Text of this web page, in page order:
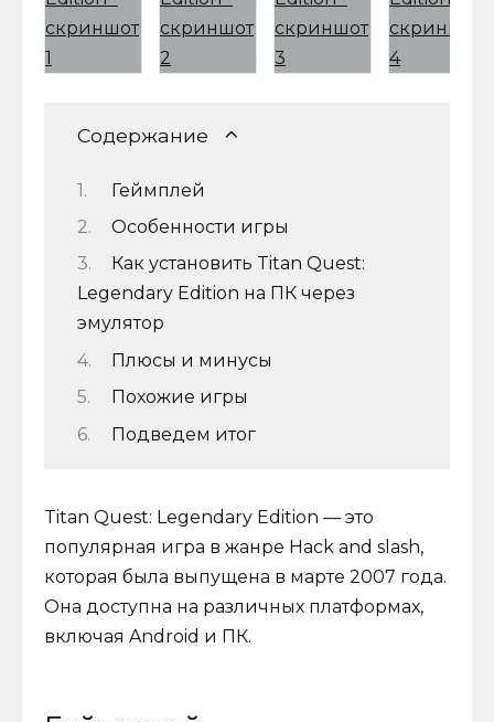
Содержание
Геймплей
Особенности игры
Как установить Titan Quest:
Legendary Edition на ПК через
эмулятор
Плюсы и минусы
Похожие игры
Подведем итог
Titan Quest: Legendary Edition — это
популярная игра в жанре Hack and slash,
которая была выпущена в марте 2007 года.
Она доступна на различных платформах,
включая Android и ПК.